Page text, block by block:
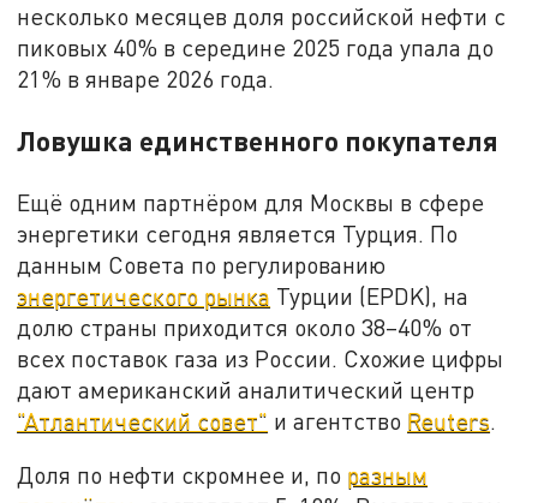
несколько месяцев доля российской нефти с
пиковых 40% в середине 2025 года упала до
21% в январе 2026 года.
Ловушка единственного покупателя
Ещё одним партнёром для Москвы в сфере
энергетики сегодня является Турция. По
данным Совета по регулированию
энергетического рынка Турции (EPDK), на
долю страны приходится около 38–40% от
всех поставок газа из России. Схожие цифры
дают американский аналитический центр
"Атлантический совет" и агентство Reuters.
Доля по нефти скромнее и, по разным